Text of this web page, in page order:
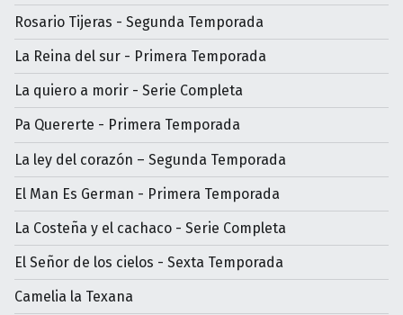
Rosario Tijeras - Segunda Temporada
La Reina del sur - Primera Temporada
La quiero a morir - Serie Completa
Pa Quererte - Primera Temporada
La ley del corazón – Segunda Temporada
El Man Es German - Primera Temporada
La Costeña y el cachaco - Serie Completa
El Señor de los cielos - Sexta Temporada
Camelia la Texana